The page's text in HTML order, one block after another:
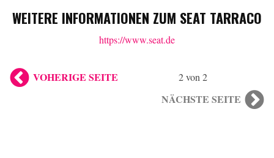
WEITERE INFORMATIONEN ZUM SEAT TARRACO
https://www.seat.de
VOHERIGE SEITE 2 von 2
NÄCHSTE SEITE